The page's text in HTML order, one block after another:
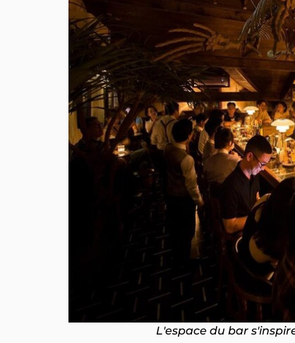
L'espace du bar